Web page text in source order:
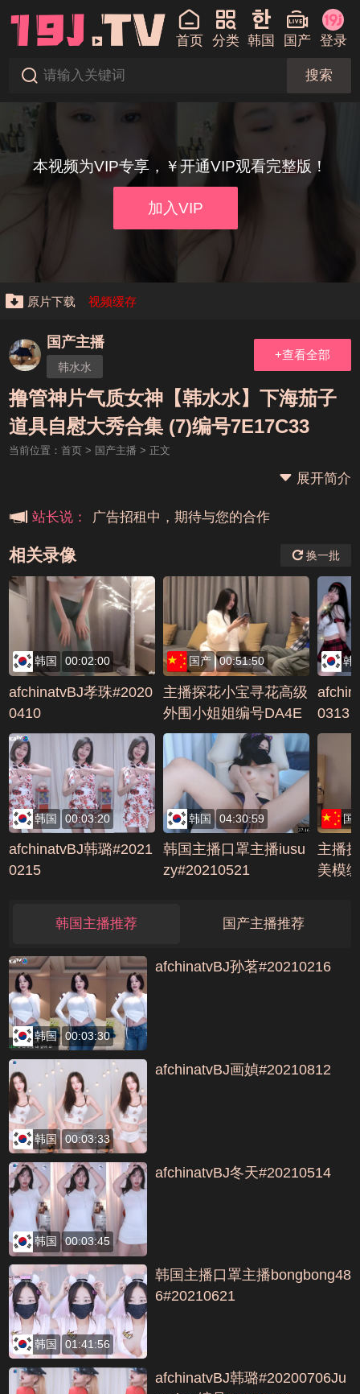
首页 分类 韩国 国产 登录
搜索
本视频为VIP专享，￥开通VIP观看完整版！
加入VIP
原片下载 视频缓存
国产主播
韩水水
+查看全部
撸管神片气质女神【韩水水】下海茄子
道具自慰大秀合集 (7)编号7E17C33
当前位置： 首页> 国产主播 > 正文
展开简介
站长说：
本站大事件(19j网站发展历程)
广告招租中，期待与您的合作
相关录像 换一批
韩国 00:02:00
afchinatvBJ孝珠#2020
0410
国产 00:51:50
主播探花小宝寻花高级
外围小姐姐编号DA4E
AB20
韩
0313
韩国 00:03:20
afchinatvBJ韩璐#2021
0215
韩国 04:30:59
韩国主播口罩主播iusu
zy#20210521
国
主播
美模
韩国主播推荐 国产主播推荐
韩国 00:03:30
afchinatvBJ孙茗#20210216
韩国 00:03:33
afchinatvBJ画媜#20210812
韩国 00:03:45
afchinatvBJ冬天#20210514
韩国 01:41:56
韩国主播口罩主播bongbong48
6#20210621
afchinatvBJ韩璐#20200706Ju